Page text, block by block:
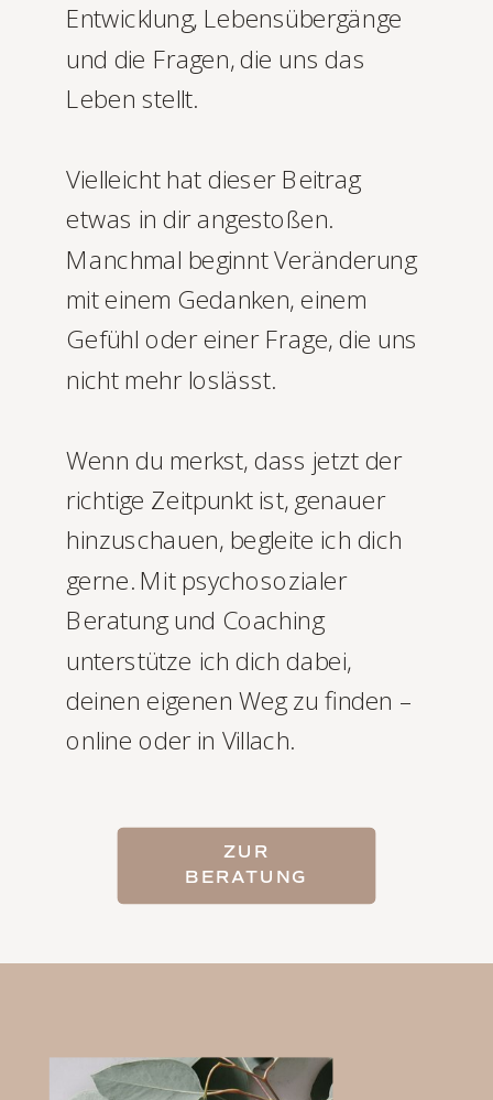
Entwicklung, Lebensübergänge
und die Fragen, die uns das
Leben stellt.
Vielleicht hat dieser Beitrag
etwas in dir angestoßen.
Manchmal beginnt Veränderung
mit einem Gedanken, einem
Gefühl oder einer Frage, die uns
nicht mehr loslässt.
Wenn du merkst, dass jetzt der
richtige Zeitpunkt ist, genauer
hinzuschauen, begleite ich dich
gerne. Mit psychosozialer
Beratung und Coaching
unterstütze ich dich dabei,
deinen eigenen Weg zu finden –
online oder in Villach.
ZUR
BERATUNG